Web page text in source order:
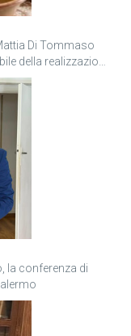
Di Tommaso
della realizzazione
la conferenza di